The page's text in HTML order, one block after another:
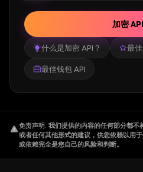
什么是加密 API？ 最
最佳钱包 API
加密 API
免责声明. 我们提供的内容的任何部分都不
或者任何其他形式的建议，供您依赖以用
或依赖完全是您自己的风险和判断。